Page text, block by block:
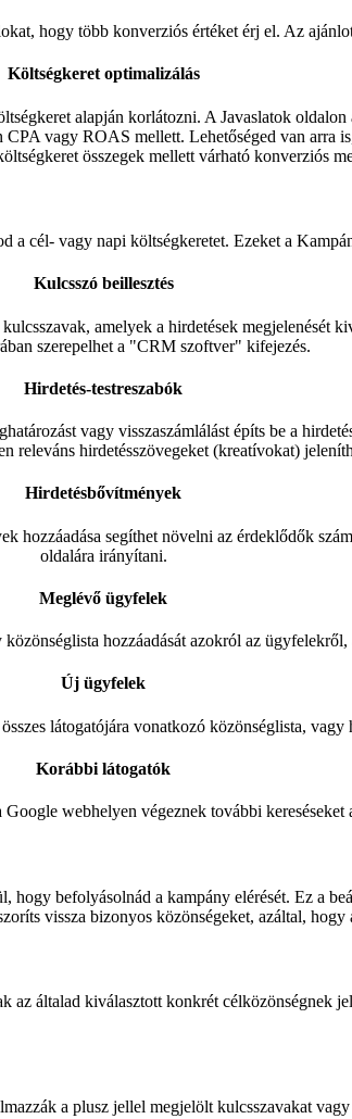
hogy több konverziós értéket érj el. Az
Költségkeret optimalizálás
alapján korlátozni. A Javaslatok
vagy ROAS mellett. Lehetőséged van arra
összegek mellett várható konverziós
cél- vagy napi költségkeretet. Ezeket a
Kulcsszó beillesztés
amelyek a hirdetések
szerepelhet a "CRM szoftver" kifejezés.
Hirdetés-testreszabók
vagy visszaszámlálást építs be a
releváns hirdetésszövegeket (kreatívokat)
Hirdetésbővítmények
hozzáadása segíthet növelni az érdeklődők
oldalára irányítani.
Meglévő ügyfelek
hozzáadását azokról az
Új ügyfelek
látogatójára vonatkozó közönséglista, vagy
Korábbi látogatók
webhelyen végeznek további kereséseket
befolyásolnád a kampány elérését. Ez a
vissza bizonyos közönségeket, azáltal, hogy
az általad kiválasztott konkrét célközönségnek
a plusz jellel megjelölt kulcsszavakat